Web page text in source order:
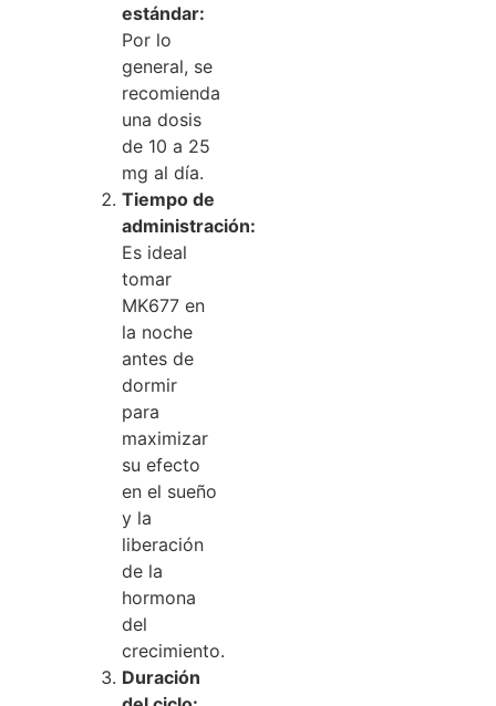
estándar:
Por lo
general, se
recomienda
una dosis
de 10 a 25
mg al día.
Tiempo de
administración:
Es ideal
tomar
MK677 en
la noche
antes de
dormir
para
maximizar
su efecto
en el sueño
y la
liberación
de la
hormona
del
crecimiento.
Duración